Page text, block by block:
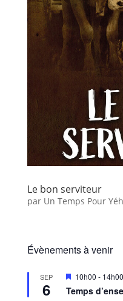
Le bon serviteur
par Un Temps Pour
Évènements à venir
SEP
6
M
s
10h00 - 14h00
Temps